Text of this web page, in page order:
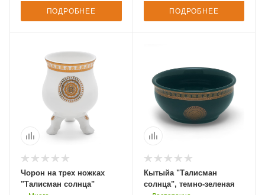
ПОДРОБНЕЕ ПОДРОБНЕЕ
Чорон на трех ножках
"Талисман солнца"
Кытыйа "Талисман
солнца", темно-зеленая